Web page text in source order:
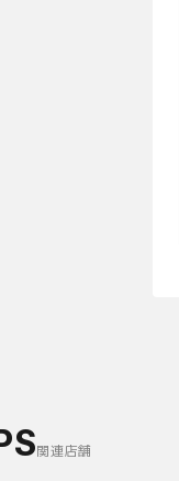
関連店舗